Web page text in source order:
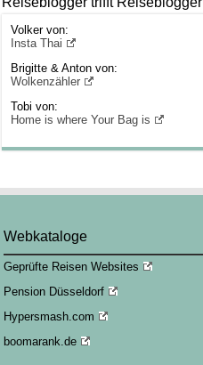
Volker von:
Insta Thai
Brigitte & Anton von:
Wolkenzähler
Tobi von:
Home is where Your Bag is
Webkataloge
Geprüfte Reisen Websites
Pension Düsseldorf
Hypersmash.com
boomarank.de